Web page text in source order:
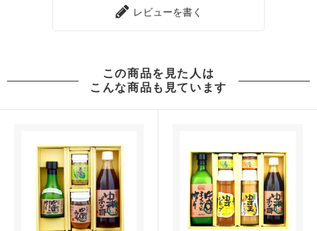
レビューを書く
この商品を見た人は
こんな商品も見ています